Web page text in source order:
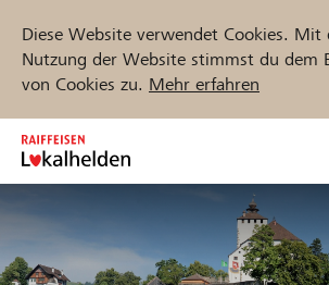
Diese Website verwendet Cookies. Mit
Nutzung der Website stimmst du dem
von Cookies zu. Mehr erfahren
Zum
Inhalt
springen
Jetzt starten